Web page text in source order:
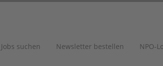
Jobs suchen Newsletter bestellen NPO-